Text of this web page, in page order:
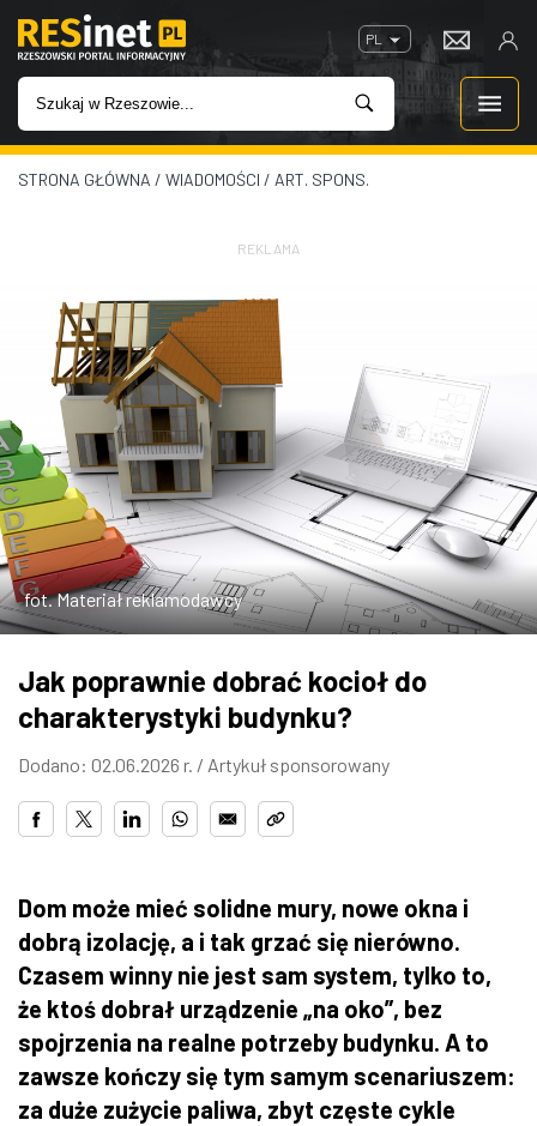
PL
WIADOMOŚCI
IMPREZY
ROZRYWKA
W KINACH
GASTRONOMIA
ZDJĘCIA
W RZESZOWIE
STRONA GŁÓWNA / WIADOMOŚCI / ART. SPONS.
REKLAMA
fot. Materiał reklamodawcy
Jak poprawnie dobrać kocioł do
charakterystyki budynku?
Dodano: 02.06.2026 r. / Artykuł sponsorowany
Dom może mieć solidne mury, nowe okna i
dobrą izolację, a i tak grzać się nierówno.
Czasem winny nie jest sam system, tylko to,
że ktoś dobrał urządzenie „na oko”, bez
spojrzenia na realne potrzeby budynku. A to
zawsze kończy się tym samym scenariuszem:
za duże zużycie paliwa, zbyt częste cykle